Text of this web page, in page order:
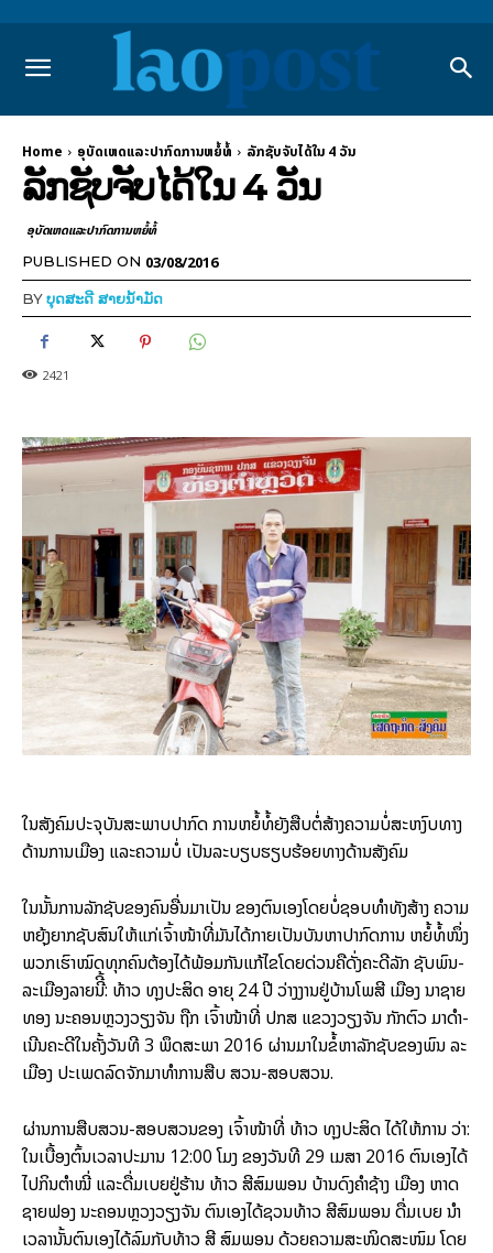
Home ອຸບັດເຫດແລະປາກົດການຫຍໍ້ທໍ້ ລັກຊັບຈັບໄດ້ໃນ 4 ວັນ
ລັກຊັບຈັບໄດ້ໃນ 4 ວັນ
ອຸບັດເຫດແລະປາກົດການຫຍໍ້ທໍ້
PUBLISHED ON 03/08/2016
BYບຸດສະດີ ສາຍນ້ຳມັດ
2421
ໃນ​ສັງ­ຄົມ​ປະ­ຈຸ​ບັນ​ສະ­ພາບ​ປາ­ກົດ ການ​ຫຍໍ້­ທໍ້​ຍັງ​ສືບ­ຕໍ່​ສ້າງ​ຄວາມ​ບໍ່​ສະຫງົບ​ທາງ​
ດ້ານ​ການ­ເມືອງ ແລະ​ຄວາມ​ບໍ່ ເປັນ​ລະ­ບຽບ​ຮຽບ​ຮ້ອຍ​ທາງ​ດ້ານ​ສັງ­ຄົມ
ໃນ​ນັ້ນ​ການ​ລັກ​ຊັບ​ຂອງ​ຄົນ​ອື່ນ​ມາ​ເປັນ ຂອງ​ຕົນ​ເອງ​ໂດຍ​ບໍ່​ຊອບ​ທຳ​ທັງ​ສ້າງ ຄວາມ​
ຫຍຸ້ງ­ຍາກ​ຊັບ​ສົນ​ໃຫ້​ແກ່​ເຈົ້າ​ໜ້າທີ່​ມັນ​ໄດ້​ກາຍ­ເປັນ​ບັນ­ຫາ​ປາ­ກົດ­ການ ຫຍໍ້­ທໍ້​ໜຶ່ງ​
ພວກ​ເຮົາ​ໝົດ​ທຸກ​ຄົນ​ຕ້ອງ​ໄດ້ພ້ອມ​ກັນ​ແກ້​ໄຂ​ໂດຍ​ດ່ວນ​ຄື​ດັ່ງ​ຄະ­ດີ​ລັກ ຊັບ​ພົນ­
ລະ­ເມືອງ​ລາຍ​ນີ​ີ້: ທ້າວ ທຸງ​ປະ­ສິດ ອາ­ຍຸ 24 ປີ ວ່າງ​ງານ​ຢູ່​ບ້ານ​ໂພ​ສີ ເມືອງ ນາ​ຊາຍ​
ທອງ ນະ­ຄອນ­ຫຼວງ​ວຽງ​ຈັນ ຖືກ ເຈົ້າ​ໜ້າ­ທີ່ ປກສ ແຂວງ​ວຽງ​ຈັນ ກັກ​ຕົວ ມາ​ດຳ­
ເນີນ​ຄະ­ດີ​ໃນ​ຄັ້ງ​ວັນ​ທີ 3 ພຶດ­ສະ­ພາ 2016 ຜ່ານ​ມາ​ໃນ​ຂໍ້​ຫາ​ລັກ​ຊັບ​ຂອງ​ພົນ ລະ​
ເມືອງ ປະ­ເພດ​ລົດ­ຈັກ​ມາ​ທຳ​ການ​ສືບ ສວນ-ສອບ​ສວນ.
ຜ່ານ​ການ​ສືບ­ສວນ-ສອບ​ສວນ​ຂອງ ເຈົ້າ​ໜ້າ­ທີ່ ທ້າວ ທຸງ​ປະ­ສິດ ໄດ້​ໃຫ້­ການ ວ່າ:
ໃນ​ເບື້ອງ​ຕົ້ນ​ເວ­ລາ​ປະ­ມານ 12:00 ໂມງ ຂອງ​ວັນ​ທີ 29 ເມ­ສາ 2016 ຕົນເອງ​ໄດ້​
ໄປ​ກິນ​ຕຳ​ໝີ່ ແລະ​ດື່ມ​ເບຍ​ຢູ່​ຮ້ານ ທ້າວ ສີ​ສົມ​ພອນ ບ້ານ​ດົງ​ຄຳ​ຊ້າງ ເມືອງ ຫາດ​
ຊາຍ​ຟອງ ນະ­ຄອນ­ຫຼວງ​ວຽງ​ຈັນ ຕົນ​ເອງ​ໄດ້​ຊວນ​ທ້າວ ສີ​ສົມ​ພອນ ດື່ມ​ເບຍ ນຳ​
ເວ­ລາ​ນັ້ນ​ຕົນ​ເອງ​ໄດ້​ລົມ​ກັບ​ທ້າວ ສີ ສົມ​ພອນ ດ້ວຍ​ຄວາມ​ສະ­ໜິດ­ສະ­ໜົມ ໂດຍ​